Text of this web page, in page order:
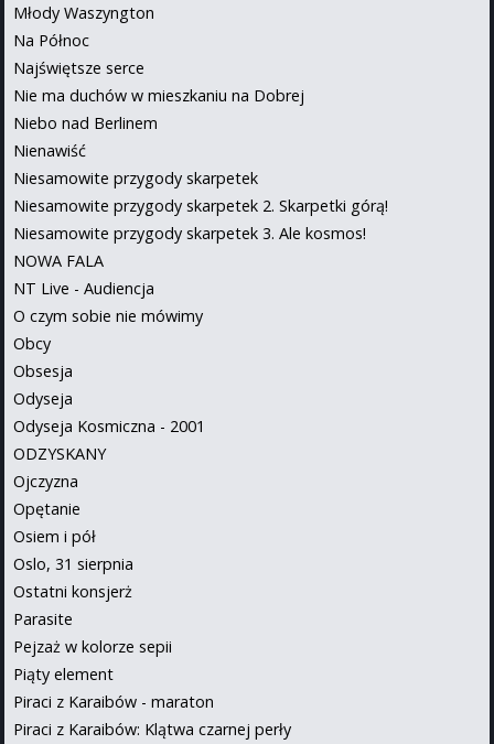
Młody Waszyngton
Na Północ
Najświętsze serce
Nie ma duchów w mieszkaniu na Dobrej
Niebo nad Berlinem
Nienawiść
Niesamowite przygody skarpetek
Niesamowite przygody skarpetek 2. Skarpetki górą!
Niesamowite przygody skarpetek 3. Ale kosmos!
NOWA FALA
NT Live - Audiencja
O czym sobie nie mówimy
Obcy
Obsesja
Odyseja
Odyseja Kosmiczna - 2001
ODZYSKANY
Ojczyzna
Opętanie
Osiem i pół
Oslo, 31 sierpnia
Ostatni konsjerż
Parasite
Pejzaż w kolorze sepii
Piąty element
Piraci z Karaibów - maraton
Piraci z Karaibów: Klątwa czarnej perły